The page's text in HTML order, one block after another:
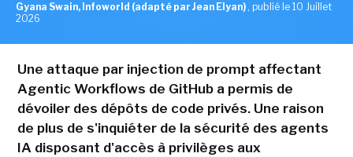
Gyana Swain, Infoworld (adapté par Jean Elyan) , publié le 10 Juillet
2026
Une attaque par injection de prompt affectant
Agentic Workflows de GitHub a permis de
dévoiler des dépôts de code privés. Une raison
de plus de s'inquiéter de la sécurité des agents
IA disposant d'accès à privilèges aux